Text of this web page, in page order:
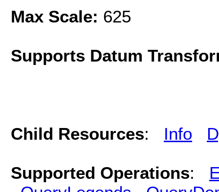
Max Scale: 625
Supports Datum
Child Resources: Info
Supported Operations: